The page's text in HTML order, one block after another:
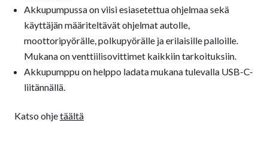
Akkupumpussa on viisi esiasetettua ohjelmaa sekä
käyttäjän määriteltävät ohjelmat autolle,
moottoripyörälle, polkupyörälle ja erilaisille palloille.
Mukana on venttiilisovittimet kaikkiin tarkoituksiin.
Akkupumppu on helppo ladata mukana tulevalla USB-C-
liitännällä.
Katso ohjetäältä